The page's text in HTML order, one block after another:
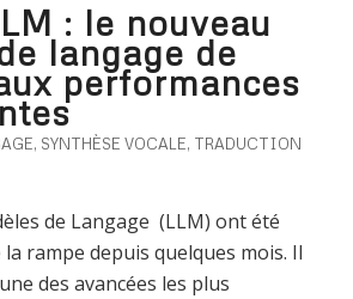
: le nouveau
langage de
performances
, SYNTHÈSE VOCALE, TRADUCTION
de Langage (LLM) ont été
rampe depuis quelques mois. Il
des avancées les plus